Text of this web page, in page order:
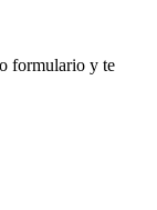
formulario y te